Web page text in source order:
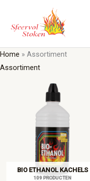
inhoud
Home » Assortiment
Assortiment
BIO ETHANOL KACHELS
109 PRODUCTEN